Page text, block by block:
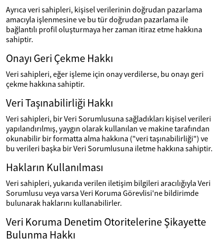
Ayrıca veri sahipleri, kişisel verilerinin doğrudan pazarlama
amacıyla işlenmesine ve bu tür doğrudan pazarlama ile
bağlantılı profil oluşturmaya her zaman itiraz etme hakkına
sahiptir.
Onayı Geri Çekme Hakkı
Veri sahipleri, eğer işleme için onay verdilerse, bu onayı geri
çekme hakkına sahiptir.
Veri Taşınabilirliği Hakkı
Veri sahipleri, bir Veri Sorumlusuna sağladıkları kişisel verileri
yapılandırılmış, yaygın olarak kullanılan ve makine tarafından
okunabilir bir formatta alma hakkına ("veri taşınabilirliği") ve
bu verileri başka bir Veri Sorumlusuna iletme hakkına sahiptir.
Hakların Kullanılması
Veri sahipleri, yukarıda verilen iletişim bilgileri aracılığıyla Veri
Sorumlusu veya varsa Veri Koruma Görevlisi'ne bildirimde
bulunarak haklarını kullanabilirler.
Veri Koruma Denetim Otoritelerine Şikayette
Bulunma Hakkı